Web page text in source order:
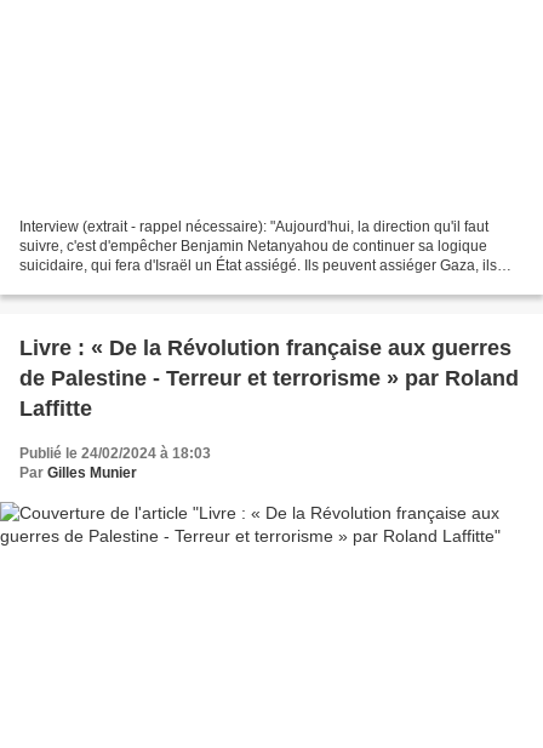
Interview (extrait - rappel nécessaire): "Aujourd'hui, la direction qu'il faut
suivre, c'est d'empêcher Benjamin Netanyahou de continuer sa logique
suicidaire, qui fera d'Israël un État assiégé. Ils peuvent assiéger Gaza, ils
Livre : « De la Révolution française aux guerres
de Palestine - Terreur et terrorisme » par Roland
Laffitte
Publié le 24/02/2024 à 18:03
Par Gilles Munier